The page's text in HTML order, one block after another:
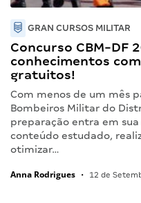
GRAN CURSOS MILITAR
Concurso CBM-DF
conhecimentos
gratuitos!
Com menos de um mês
Bombeiros Militar do
preparação entra em
conteúdo estudado,
otimizar…
Anna Rodrigues • 12 de